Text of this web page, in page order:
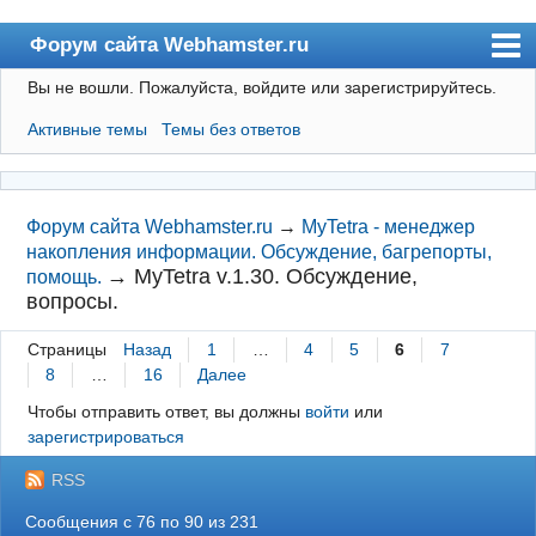
Форум сайта Webhamster.ru
Форум
Пользователи
Поиск
Регистрация
Вход
Webhamster.ru
Вы не вошли. Пожалуйста, войдите или зарегистрируйтесь.
Активные темы Темы без ответов
Форум сайта Webhamster.ru → MyTetra - менеджер
накопления информации. Обсуждение, багрепорты,
помощь. → MyTetra v.1.30. Обсуждение,
вопросы.
Страницы Назад 1 … 4 5 6
7
8
… 16
Далее
Чтобы отправить ответ, вы должны войти или
зарегистрироваться
RSS
Сообщения с 76 по 90 из 231